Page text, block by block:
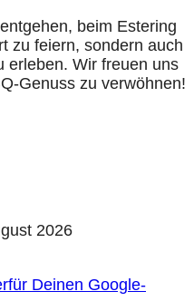
beim Estering
zu feiern, sondern auch
erleben. Wir freuen uns
Genuss zu verwöhnen!
2026
für Deinen Google-